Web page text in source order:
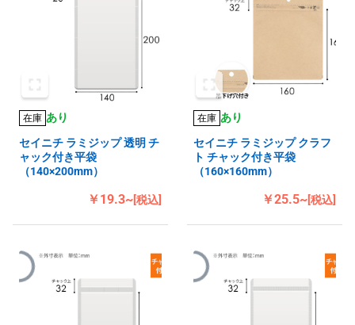
在庫 あり
セイニチ ラミジップ 透明 チ
ャック付き平袋
（140×200mm）
￥19.3~[税込]
在庫 あり
セイニチ ラミジップ クラフ
ト チャック付き平袋
（160×160mm）
￥25.5~[税込]